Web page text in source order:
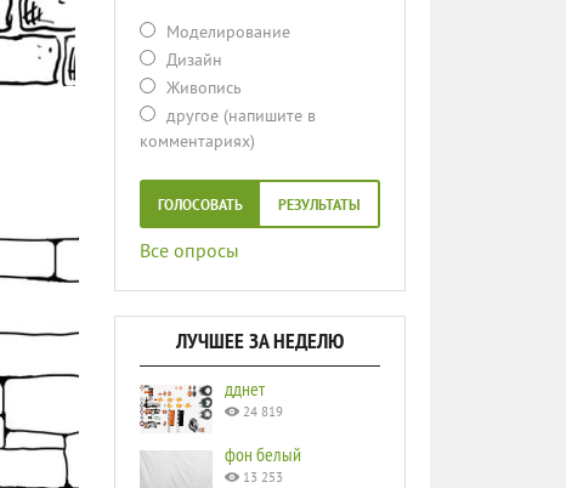
Моделирование
Дизайн
Живопись
другое (напишите в
комментариях)
ГОЛОСОВАТЬ РЕЗУЛЬТАТЫ
Все опросы
ЛУЧШЕЕ ЗА НЕДЕЛЮ
дднет
24 819
фон белый
13 253